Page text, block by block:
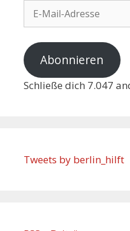
Abonnieren
Schließe dich 7.047
Tweets by berlin_hilft